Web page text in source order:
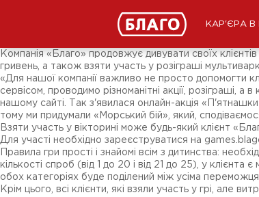
КАР'ЄРА В
Підписники соц-мереж
Компанія «Благо» продовжує дивувати своїх
гривень, а також взяти участь у розіграші
«Для нашої компанії важливо не просто допомогти
сервісом, проводимо різноманітні акції, розіграші,
нашому сайті. Так з'явилася онлайн-акція
тому ми придумали «Морський бій», який,
Взяти участь у вікторині може будь-який клієнт
Для участі необхідно зареєструватися на
Правила гри прості і знайомі всім з дитинства:
кількості спроб (від 1 до 20 і від 21 до 25), у
обох категоріях буде поділений між усіма
Крім цього, всі клієнти, які взяли участь у грі, але